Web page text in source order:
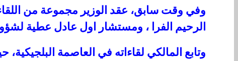
وفي وقت سابق، عقد الوزير مجموعة من
الرحيم الفرا ، ومستشار اول عادل عطية